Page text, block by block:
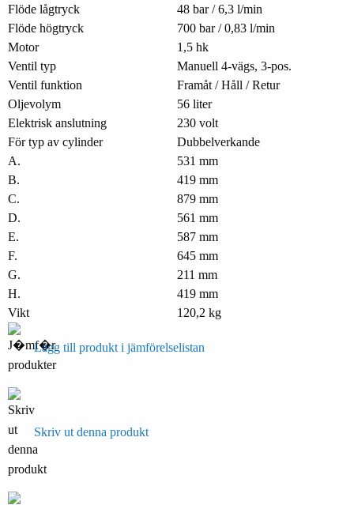
Flöde lågtryck
48 bar / 6,3 l/min
Flöde högtryck
700 bar / 0,83 l/min
Motor
1,5 hk
Ventil typ
Manuell 4-vägs, 3-pos.
Ventil funktion
Framåt / Håll / Retur
Oljevolym
56 liter
Elektrisk anslutning
230 volt
För typ av cylinder
Dubbelverkande
A.
531 mm
B.
419 mm
C.
879 mm
D.
561 mm
E.
587 mm
F.
645 mm
G.
211 mm
H.
419 mm
Vikt
120,2 kg
Lägg till produkt i jämförelselistan
Skriv ut denna produkt